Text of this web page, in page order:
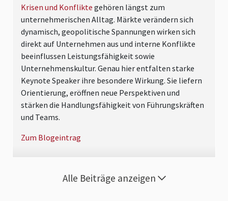
Krisen und Konflikte gehören längst zum
unternehmerischen Alltag. Märkte verändern sich
dynamisch, geopolitische Spannungen wirken sich
direkt auf Unternehmen aus und interne Konflikte
beeinflussen Leistungsfähigkeit sowie
Unternehmenskultur. Genau hier entfalten starke
Keynote Speaker ihre besondere Wirkung. Sie liefern
Orientierung, eröffnen neue Perspektiven und
stärken die Handlungsfähigkeit von Führungskräften
und Teams.
Zum Blogeintrag
Alle Beiträge anzeigen